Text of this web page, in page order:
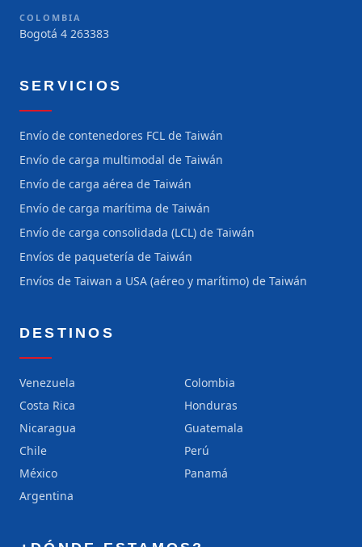
COLOMBIA
Bogotá 4 263383
SERVICIOS
Envío de contenedores FCL de Taiwán
Envío de carga multimodal de Taiwán
Envío de carga aérea de Taiwán
Envío de carga marítima de Taiwán
Envío de carga consolidada (LCL) de Taiwán
Envíos de paquetería de Taiwán
Envíos de Taiwan a USA (aéreo y marítimo) de Taiwán
DESTINOS
Venezuela
Colombia
Costa Rica
Honduras
Nicaragua
Guatemala
Chile
Perú
México
Panamá
Argentina